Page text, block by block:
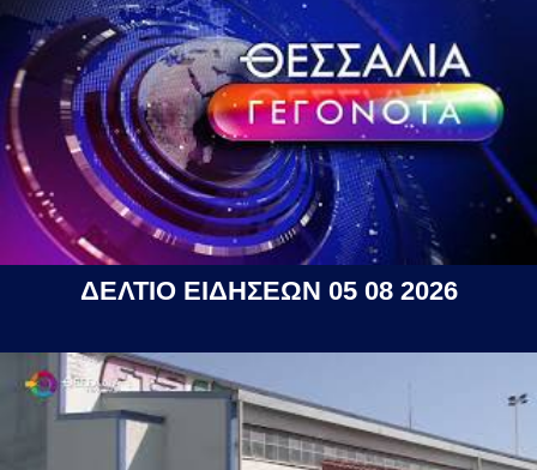
ΔΕΛΤΙΟ ΕΙΔΗΣΕΩΝ 05 08 2026